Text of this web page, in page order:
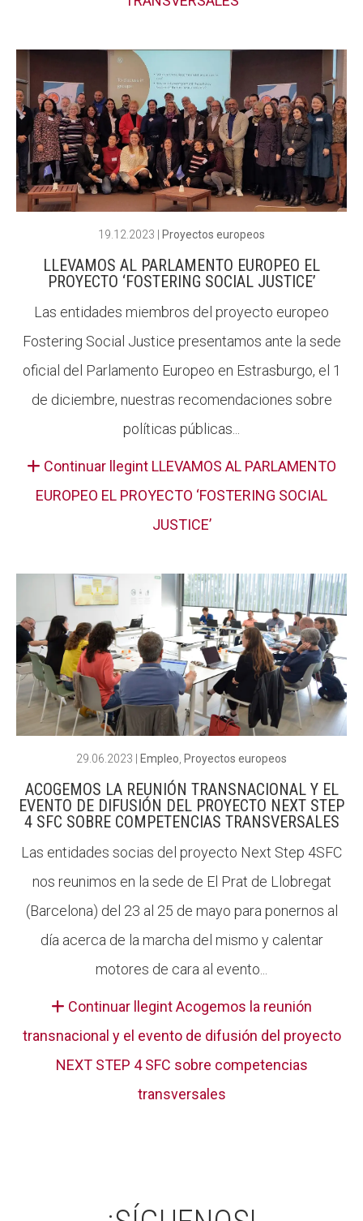
19.12.2023 Proyectos europeos
LLEVAMOS AL PARLAMENTO EUROPEO EL
PROYECTO ‘FOSTERING SOCIAL JUSTICE’
Las entidades miembros del proyecto europeo
Fostering Social Justice presentamos ante la sede
oficial del Parlamento Europeo en Estrasburgo, el 1
de diciembre, nuestras recomendaciones sobre
políticas públicas...
Continuar llegint LLEVAMOS AL PARLAMENTO
EUROPEO EL PROYECTO ‘FOSTERING SOCIAL
JUSTICE’
29.06.2023 Empleo Proyectos europeos
ACOGEMOS LA REUNIÓN TRANSNACIONAL Y EL
EVENTO DE DIFUSIÓN DEL PROYECTO NEXT STEP
4 SFC SOBRE COMPETENCIAS TRANSVERSALES
Las entidades socias del proyecto Next Step 4SFC
nos reunimos en la sede de El Prat de Llobregat
(Barcelona) del 23 al 25 de mayo para ponernos al
día acerca de la marcha del mismo y calentar
motores de cara al evento...
Continuar llegint Acogemos la reunión
transnacional y el evento de difusión del proyecto
NEXT STEP 4 SFC sobre competencias
transversales